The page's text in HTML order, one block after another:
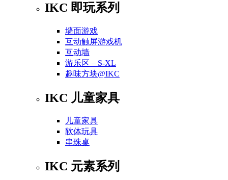
IKC 即玩系列
墙面游戏
互动触屏游戏机
互动墙
游乐区 – S-XL
趣味方块@IKC
IKC 儿童家具
儿童家具
软体玩具
串珠桌
IKC 元素系列